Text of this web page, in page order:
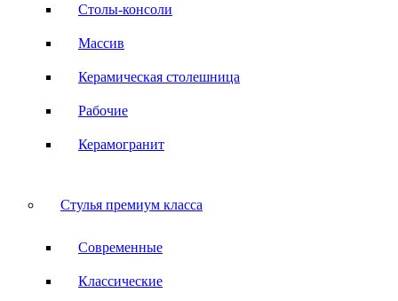
Столы-консоли
Массив
Керамическая столешница
Рабочие
Керамогранит
Стулья премиум класса
Современные
Классические